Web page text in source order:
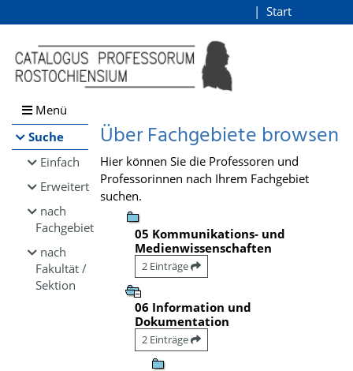
Browsen
direkt zum Inhalt
Start
Menü
Suche
Einfach
Erweitert
nach
Fachgebiet
nach
Fakultät /
Sektion
Über Fachgebiete browsen
Hier können Sie die Professoren und
Professorinnen nach Ihrem Fachgebiet
suchen.
05 Kommunikations- und
Medienwissenschaften
2 Einträge
06 Information und
Dokumentation
2 Einträge